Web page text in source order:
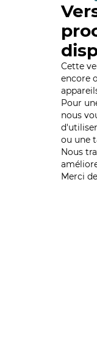
Cette
encore
Pour
nous
ou une
Nous
Merci